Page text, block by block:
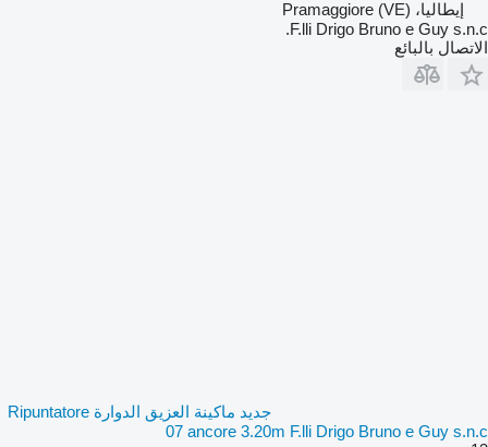
إيطاليا، Pramaggiore (VE)
F.lli Drigo Bruno e Guy s.n.c.
الاتصال بالبائع
جديد ماكينة العزيق الدوارة Ripuntatore
07 ancore 3.20m F.lli Drigo Bruno e Guy s.n.c